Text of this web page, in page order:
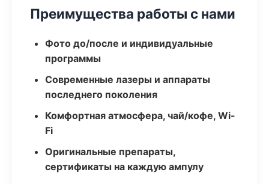
Преимущества работы с нами
Фото до/после и индивидуальные
программы
Современные лазеры и аппараты
последнего поколения
Комфортная атмосфера, чай/кофе, Wi-
Fi
Оригинальные препараты,
сертификаты на каждую ампулу